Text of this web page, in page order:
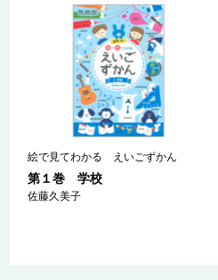
絵で見てわかる えいごずかん
第１巻 学校
佐藤久美子